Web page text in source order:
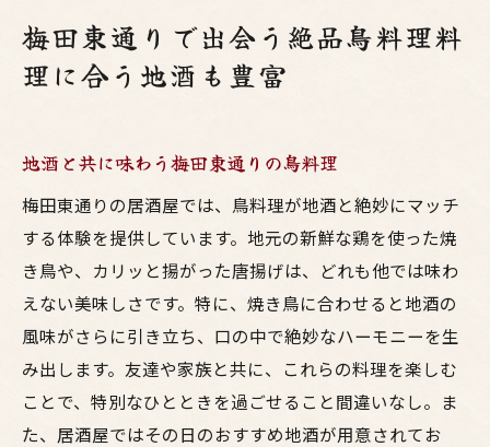
梅田東通りで出会う絶品鳥料理料
理に合う地酒も豊富
地酒と共に味わう梅田東通りの鳥料理
梅田東通りの居酒屋では、鳥料理が地酒と絶妙にマッチ
する体験を提供しています。地元の新鮮な鶏を使った焼
き鳥や、カリッと揚がった唐揚げは、どれも他では味わ
えない美味しさです。特に、焼き鳥に合わせると地酒の
風味がさらに引き立ち、口の中で絶妙なハーモニーを生
み出します。友達や家族と共に、これらの料理を楽しむ
ことで、特別なひとときを過ごせること間違いなし。ま
た、居酒屋ではその日のおすすめ地酒が用意されてお